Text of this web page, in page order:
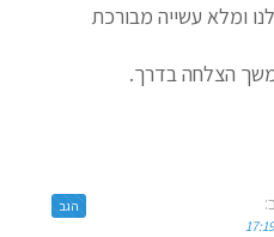
ומלא עשייה מבורכת
הצלחה בדרך.
הגב